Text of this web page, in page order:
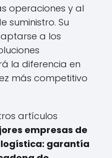
operaciones y al
suministro. Su
a los
la diferencia en
más competitivo
artículos
empresas de
garantía